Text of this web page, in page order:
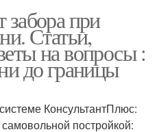
забора при
Статьи,
на вопросы :
до границы
КонсультантПлюс:
постройкой: